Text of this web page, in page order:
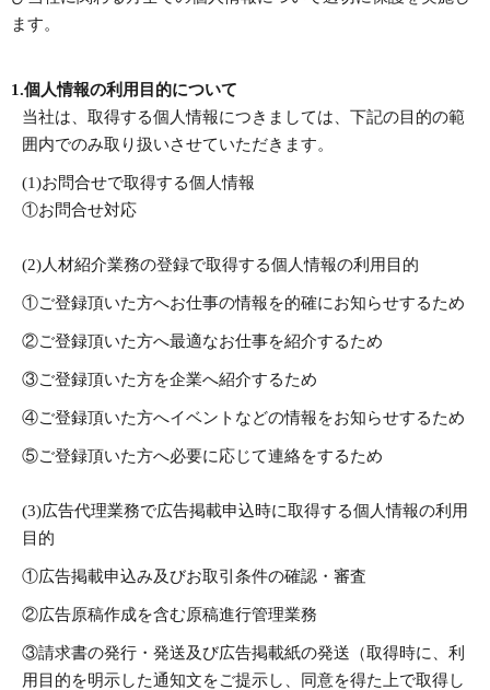
ます。
1.個人情報の利用目的について
当社は、取得する個人情報につきましては、下記の目的の範
囲内でのみ取り扱いさせていただきます。
(1)お問合せで取得する個人情報
①お問合せ対応
(2)人材紹介業務の登録で取得する個人情報の利用目的
①ご登録頂いた方へお仕事の情報を的確にお知らせするため
②ご登録頂いた方へ最適なお仕事を紹介するため
③ご登録頂いた方を企業へ紹介するため
④ご登録頂いた方へイベントなどの情報をお知らせするため
⑤ご登録頂いた方へ必要に応じて連絡をするため
(3)広告代理業務で広告掲載申込時に取得する個人情報の利用
目的
①広告掲載申込み及びお取引条件の確認・審査
②広告原稿作成を含む原稿進行管理業務
③請求書の発行・発送及び広告掲載紙の発送（取得時に、利
用目的を明示した通知文をご提示し、同意を得た上で取得し